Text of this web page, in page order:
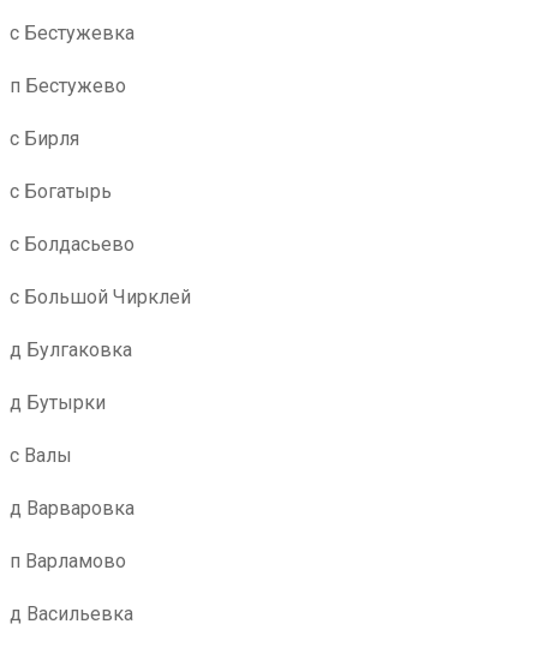
с Бестужевка
п Бестужево
с Бирля
с Богатырь
с Болдасьево
с Большой Чирклей
д Булгаковка
д Бутырки
с Валы
д Варваровка
п Варламово
д Васильевка